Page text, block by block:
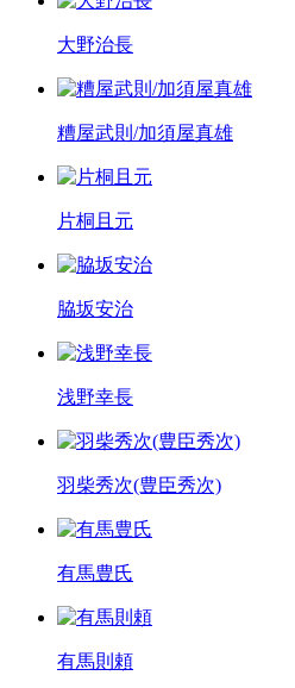
大野治長
糟屋武則/加須屋真雄
片桐且元
脇坂安治
浅野幸長
羽柴秀次(豊臣秀次)
有馬豊氏
有馬則頼